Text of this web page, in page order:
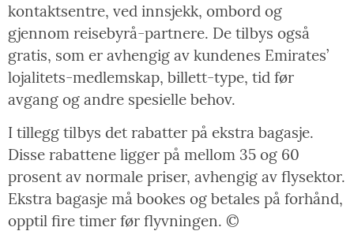
kontaktsentre, ved innsjekk, ombord og
gjennom reisebyrå-partnere. De tilbys også
gratis, som er avhengig av kundenes Emirates’
lojalitets-medlemskap, billett-type, tid før
avgang og andre spesielle behov.
I tillegg tilbys det rabatter på ekstra bagasje.
Disse rabattene ligger på mellom 35 og 60
prosent av normale priser, avhengig av flysektor.
Ekstra bagasje må bookes og betales på forhånd,
opptil fire timer før flyvningen. ©